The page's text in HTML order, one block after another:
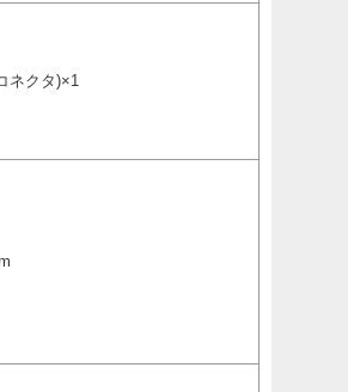
ネクタ)×1